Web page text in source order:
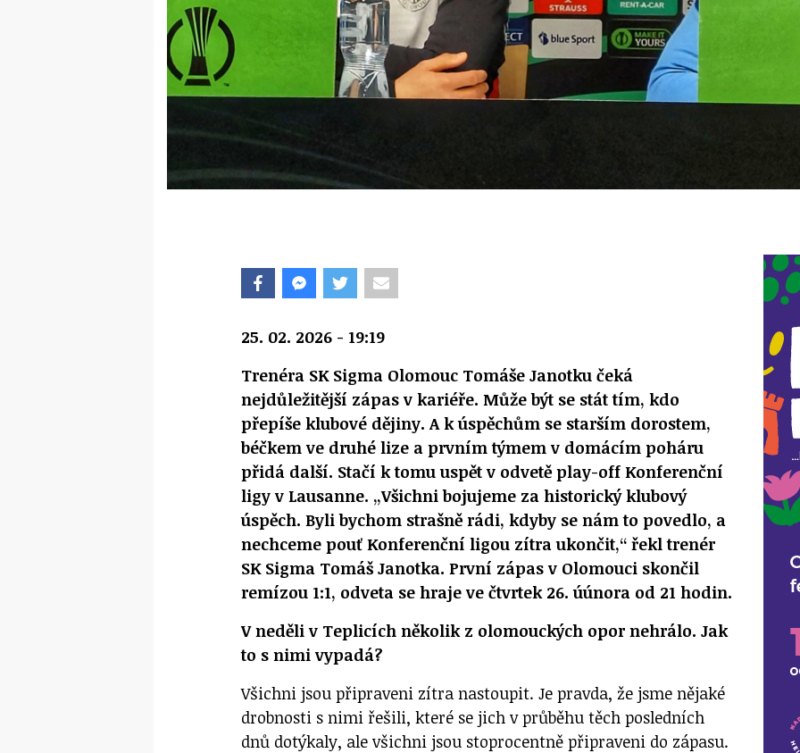
25. 02. 2026 - 19:19
Trenéra SK Sigma Olomouc Tomáše Janotku čeká
nejdůležitější zápas v kariéře. Může být se stát tím, kdo
přepíše klubové dějiny. A k úspěchům se starším dorostem,
béčkem ve druhé lize a prvním týmem v domácím poháru
přidá další. Stačí k tomu uspět v odvetě play-off Konferenční
ligy v Lausanne. „Všichni bojujeme za historický klubový
úspěch. Byli bychom strašně rádi, kdyby se nám to povedlo, a
nechceme pouť Konferenční ligou zítra ukončit,“ řekl trenér
SK Sigma Tomáš Janotka. První zápas v Olomouci skončil
remízou 1:1, odveta se hraje ve čtvrtek 26. úúnora od 21 hodin.
V neděli v Teplicích několik z olomouckých opor nehrálo. Jak
to s nimi vypadá?
Všichni jsou připraveni zítra nastoupit. Je pravda, že jsme nějaké
drobnosti s nimi řešili, které se jich v průběhu těch posledních
dnů dotýkaly, ale všichni jsou stoprocentně připraveni do zápasu.